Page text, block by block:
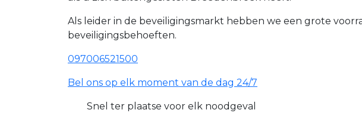
Als leider in de beveiligingsmarkt hebben we een grote
beveiligingsbehoeften.
097006521500
Bel ons op elk moment van de dag 24/7
Snel ter plaatse voor elk noodgeval